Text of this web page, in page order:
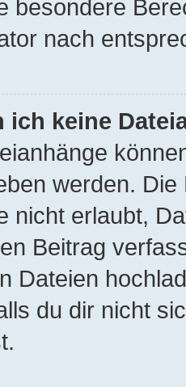
besondere
nach
ich keine
werden.
nicht erlaubt,
Beitrag
Dateien
du dir nicht